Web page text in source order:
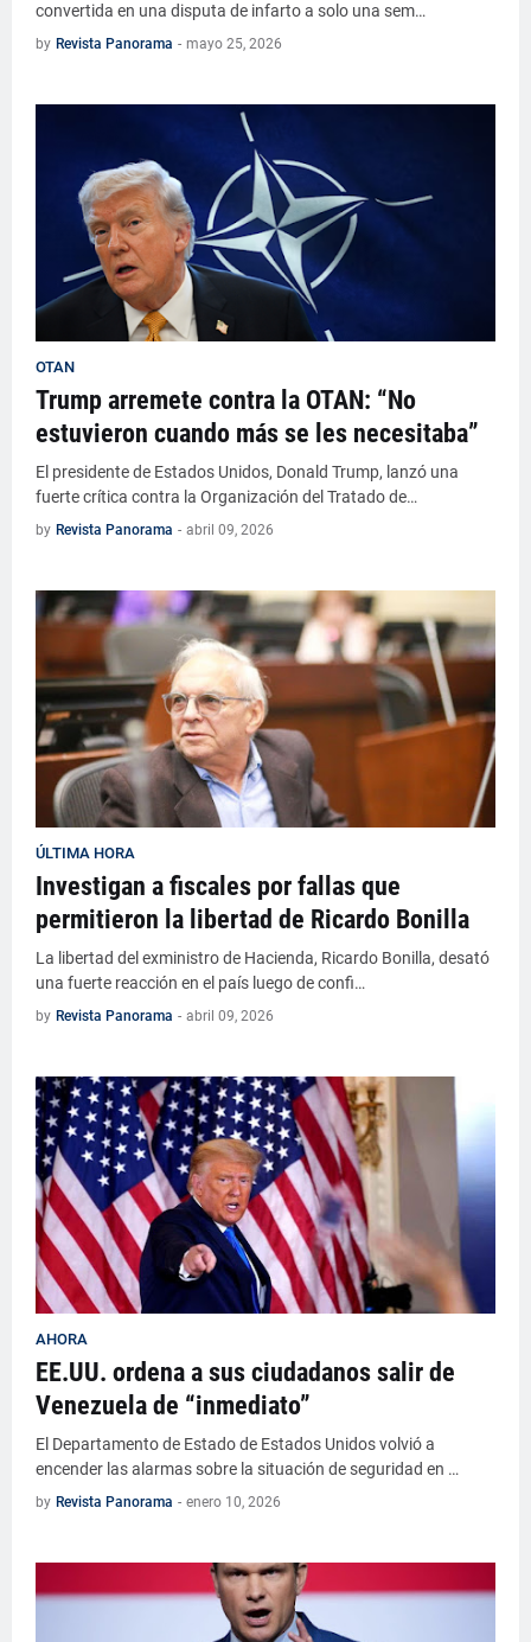
convertida en una disputa de infarto a solo una sem…
by Revista Panorama - mayo 25, 2026
OTAN
Trump arremete contra la OTAN: “No
estuvieron cuando más se les necesitaba”
El presidente de Estados Unidos, Donald Trump, lanzó una
fuerte crítica contra la Organización del Tratado de…
by Revista Panorama - abril 09, 2026
ÚLTIMA HORA
Investigan a fiscales por fallas que
permitieron la libertad de Ricardo Bonilla
La libertad del exministro de Hacienda, Ricardo Bonilla, desató
una fuerte reacción en el país luego de confi…
by Revista Panorama - abril 09, 2026
AHORA
EE.UU. ordena a sus ciudadanos salir de
Venezuela de “inmediato”
El Departamento de Estado de Estados Unidos volvió a
encender las alarmas sobre la situación de seguridad en …
by Revista Panorama - enero 10, 2026